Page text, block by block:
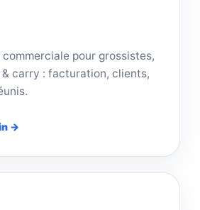
commerciale pour grossistes,
carry : facturation, clients,
→